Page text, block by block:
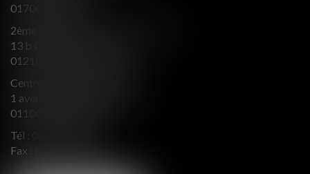
01700 MIRIBEL
2ème aile Nord - Immeuble JB SAY
13 b Chemin du levant
01210 FERNEY VOLTAIRE
Centre d’affaires Valeurop
1 avenue de l’Europe Bât. B
01100 OYONNAX
Tél :
Fax : 04 74 50 66 67